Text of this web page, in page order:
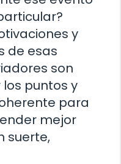
y
de esas
son
puntos y
para
mejor
suerte,